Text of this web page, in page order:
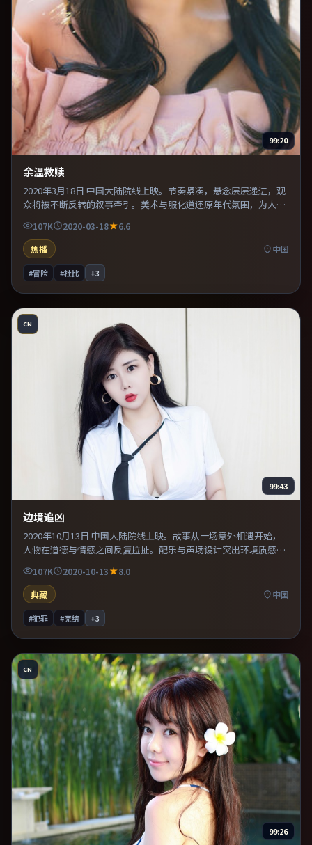
99:20
余温救赎
2020年3月18日 中国大陆院线上映。节奏紧凑，悬念层层递进，观
众将被不断反转的叙事牵引。美术与服化道还原年代氛围，为人物
动机提供可信支撑。适合喜欢现实主义题材的观众，情绪后劲较
足。
107K 2020-03-18
6.6
热播
中国
#冒险 #杜比 +3
CN
99:43
边境追凶
2020年10月13日 中国大陆院线上映。故事从一场意外相遇开始，
人物在道德与情感之间反复拉扯。配乐与声场设计突出环境质感，
使观众更易沉浸其中。推荐给偏爱群像戏与命运母题的影迷。
107K 2020-10-13
8.0
典藏
中国
#犯罪 #完结 +3
CN
99:26